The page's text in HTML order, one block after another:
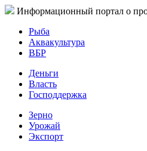
Информационный портал о
Рыба
Аквакультура
ВБР
Деньги
Власть
Господдержка
Зерно
Урожай
Экспорт